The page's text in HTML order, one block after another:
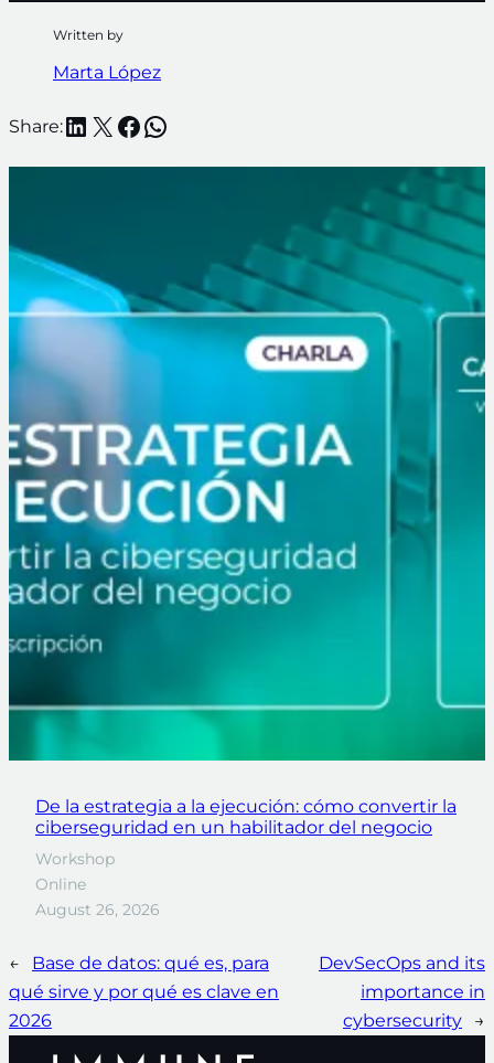
Written by
Marta López
Share:LinkedIn
X Facebook
WhatsApp
De la estrategia a la ejecución: cómo convertir la
ciberseguridad en un habilitador del negocio
Workshop
Online
August 26, 2026
←
Base de datos: qué es, para
qué sirve y por qué es clave en
2026
DevSecOps and its
importance in
cybersecurity
→